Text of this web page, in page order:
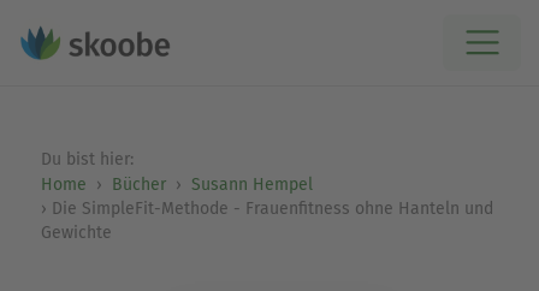
Du bist hier:
Home
Bücher
Susann Hempel
Die SimpleFit-Methode - Frauenfitness ohne Hanteln und
Gewichte